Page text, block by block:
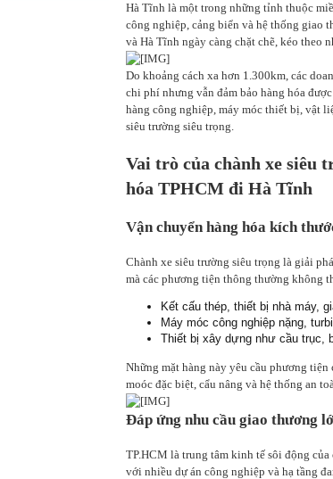
Hà Tĩnh là một trong những tỉnh thuộc
công nghiệp, cảng biển và hệ thống giao
và Hà Tĩnh ngày càng chặt chẽ, kéo theo
Do khoảng cách xa hơn 1.300km, các
chi phí nhưng vẫn đảm bảo hàng hóa
hàng công nghiệp, máy móc thiết bị, vật
siêu trường siêu trọng.
Vai trò của chành xe siêu
hóa TPHCM đi Hà Tĩnh
Vận chuyển hàng hóa kích
Chành xe siêu trường siêu trọng là giải
mà các phương tiện thông thường không
Kết cấu thép, thiết bị nhà máy,
Máy móc công nghiệp nặng,
Thiết bị xây dựng như cầu trục,
Những mặt hàng này yêu cầu phương
moóc đặc biệt, cẩu nâng và hệ thống an
Đáp ứng nhu cầu giao thương
TP.HCM là trung tâm kinh tế sôi động
với nhiều dự án công nghiệp và hạ tầng